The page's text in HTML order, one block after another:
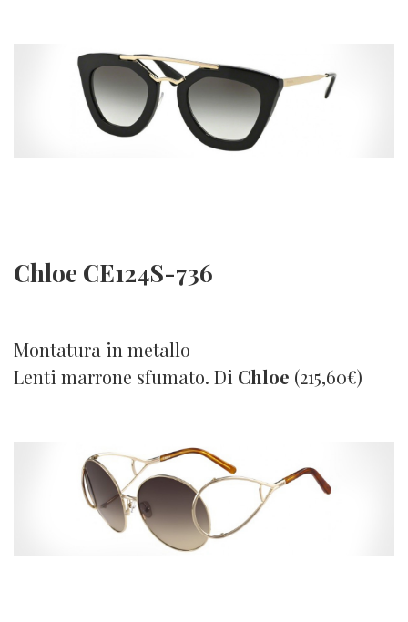
Chloe CE124S-736
Montatura in metallo
Lenti marrone sfumato. Di Chloe (215,60€)